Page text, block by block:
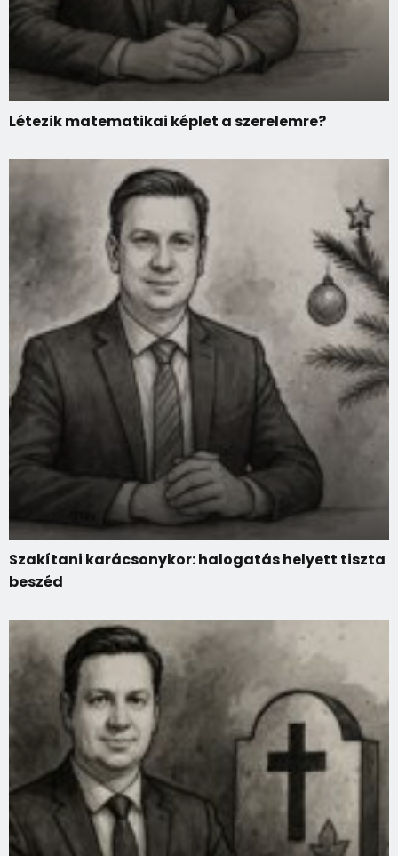
Létezik matematikai képlet a szerelemre?
Szakítani karácsonykor: halogatás helyett tiszta
beszéd